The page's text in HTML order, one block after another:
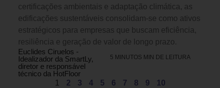
certificações ambientais e adaptação climática, as
edificações sustentáveis consolidam-se como ativos
estratégicos para empresas que buscam eficiência,
resiliência e geração de valor de longo prazo.
Euclides Ciruelos -
Idealizador da SmartLy,
diretor e responsável
técnico da HotFloor
5 MINUTOS MIN DE LEITURA
1 2 3 4 5 6 7 8 9 10